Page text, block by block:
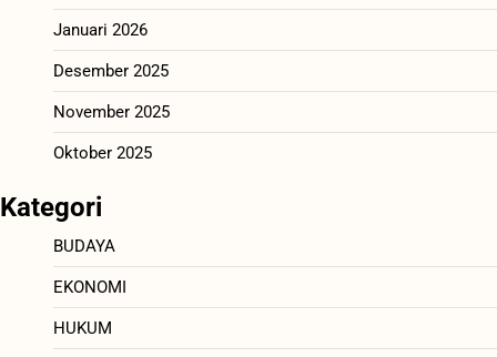
Januari 2026
Desember 2025
November 2025
Oktober 2025
Kategori
BUDAYA
EKONOMI
HUKUM